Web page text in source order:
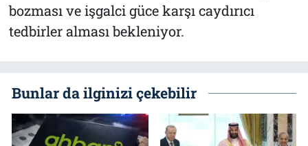
bozması ve işgalci güce karşı caydırıcı
tedbirler alması bekleniyor.
Bunlar da ilginizi çekebilir